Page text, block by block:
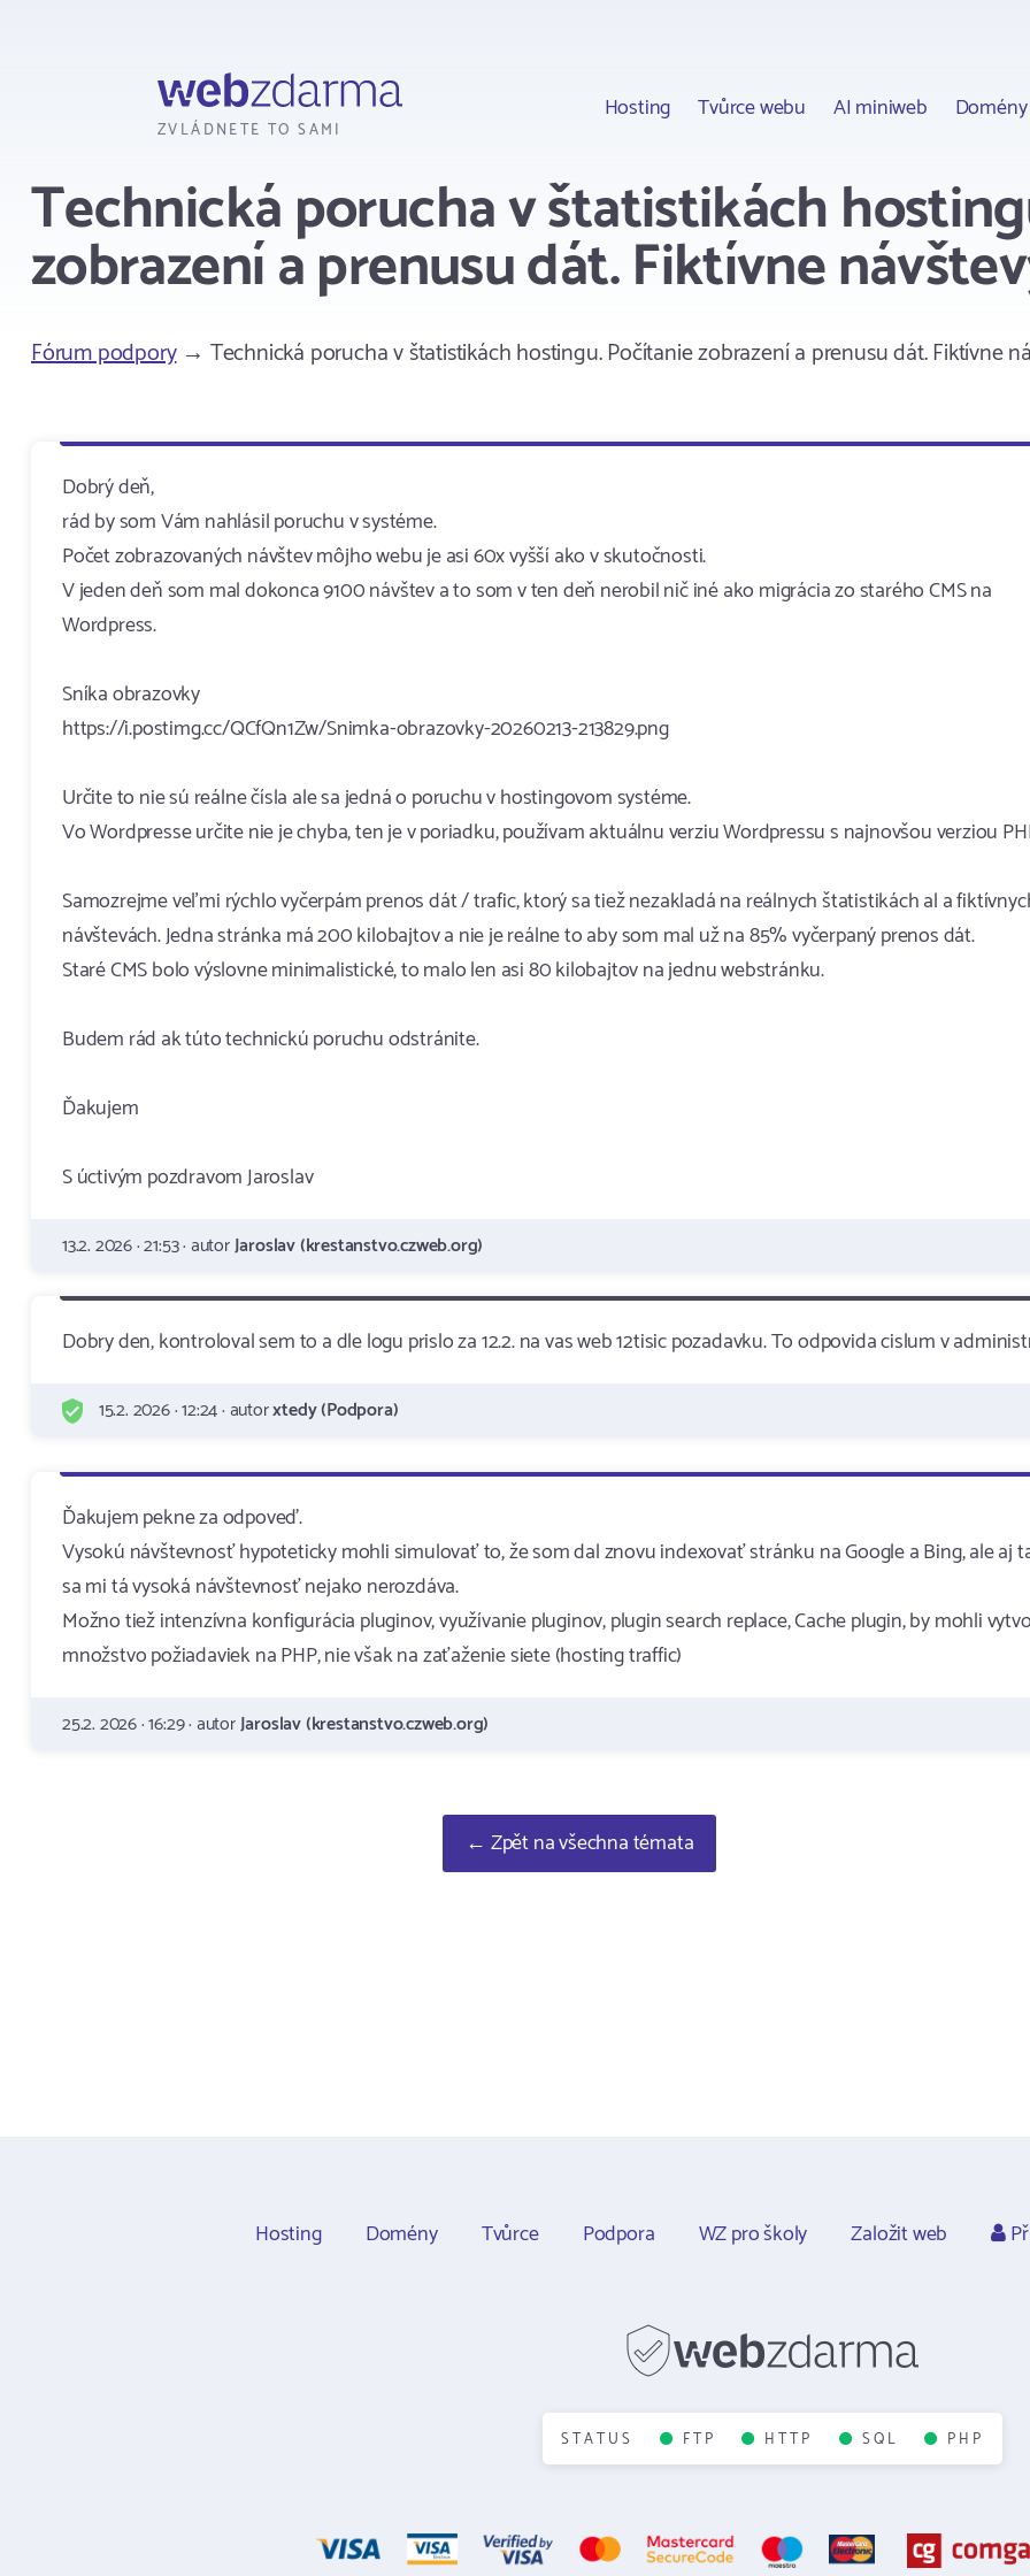
ZVLÁDNETE TO SAMI
Hosting Tvůrce webu AI miniweb Domény
Technická porucha v štatistikách
zobrazení a prenusu dát. Fiktívne
Fórum podpory→ Technická porucha v štatistikách hostingu. Počítanie zobrazení a prenusu dát. Fiktívne
Dobrý deň,
rád by som Vám nahlásil poruchu v systéme.
Počet zobrazovaných návštev môjho webu je asi 60x vyšší ako v skutočnosti.
V jeden deň som mal dokonca 9100 návštev a to som v ten deň nerobil nič iné ako migrácia zo starého CMS na
Wordpress.
Sníka obrazovky
https://i.postimg.cc/QCfQn1Zw/Snimka-obrazovky-20260213-213829.png
Určite to nie sú reálne čísla ale sa jedná o poruchu v hostingovom systéme.
Vo Wordpresse určite nie je chyba, ten je v poriadku, používam aktuálnu verziu Wordpressu s najnovšou verziou
Samozrejme veľmi rýchlo vyčerpám prenos dát / trafic, ktorý sa tiež nezakladá na reálnych štatistikách al a
návštevách. Jedna stránka má 200 kilobajtov a nie je reálne to aby som mal už na 85% vyčerpaný prenos dát.
Staré CMS bolo výslovne minimalistické, to malo len asi 80 kilobajtov na jednu webstránku.
Budem rád ak túto technickú poruchu odstránite.
Ďakujem
S úctivým pozdravom Jaroslav
13.2. 2026 · 21:53 · autorJaroslav (krestanstvo.czweb.org)
Dobry den, kontroloval sem to a dle logu prislo za 12.2. na vas web 12tisic pozadavku. To odpovida cislum v
15.2. 2026 · 12:24 · autorxtedy (Podpora)
Ďakujem pekne za odpoveď.
Vysokú návštevnosť hypoteticky mohli simulovať to, že som dal znovu indexovať stránku na Google a Bing, ale aj
sa mi tá vysoká návštevnosť nejako nerozdáva.
Možno tiež intenzívna konfigurácia pluginov, využívanie pluginov, plugin search replace, Cache plugin, by mohli
množstvo požiadaviek na PHP, nie však na zaťaženie siete (hosting traffic)
25.2. 2026 · 16:29 · autorJaroslav (krestanstvo.czweb.org)
← Zpět na všechna témata
Hosting Domény Tvůrce Podpora WZ pro školy Založit web
STATUS FTP HTTP SQL PHP